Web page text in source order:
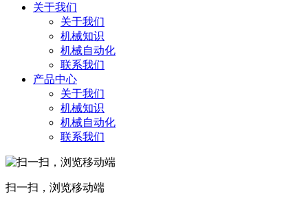
关于我们
关于我们
机械知识
机械自动化
联系我们
产品中心
关于我们
机械知识
机械自动化
联系我们
扫一扫，浏览移动端